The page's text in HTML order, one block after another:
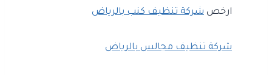
ارخص شركة تنظيف كنب بالرياض
شركة تنظيف مجالس بالرياض